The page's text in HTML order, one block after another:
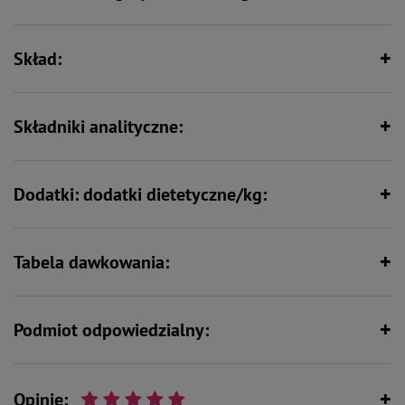
mineralnych
Skład:
Składniki analityczne:
Dodatki: dodatki dietetyczne/kg:
Tabela dawkowania:
Podmiot odpowiedzialny:
Opinie: